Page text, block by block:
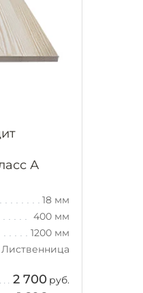
А
18 мм
400 мм
1200 мм
Лиственница
2 700 руб.